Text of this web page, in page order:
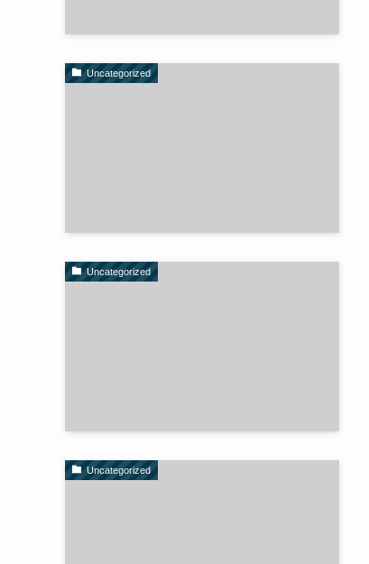
Uncategorized
Uncategorized
Uncategorized